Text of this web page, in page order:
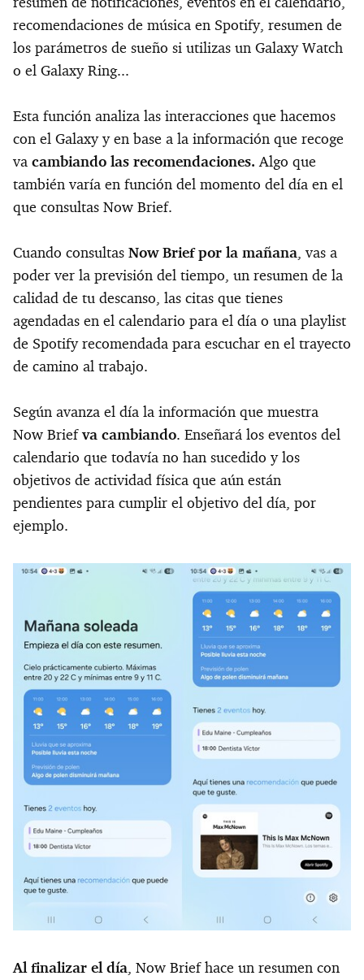
recomendaciones de música en Spotify, resumen de
los parámetros de sueño si utilizas un Galaxy Watch
o el Galaxy Ring...
Esta función analiza las interacciones que hacemos
con el Galaxy y en base a la información que recoge
va cambiando las recomendaciones. Algo que
también varía en función del momento del día en el
que consultas Now Brief.
Cuando consultas Now Brief por la mañana, vas a
poder ver la previsión del tiempo, un resumen de la
calidad de tu descanso, las citas que tienes
agendadas en el calendario para el día o una playlist
de Spotify recomendada para escuchar en el trayecto
de camino al trabajo.
Según avanza el día la información que muestra
Now Briefva cambiando. Enseñará los eventos del
calendario que todavía no han sucedido y los
objetivos de actividad física que aún están
pendientes para cumplir el objetivo del día, por
ejemplo.
Al finalizar el día, Now Brief hace un resumen con